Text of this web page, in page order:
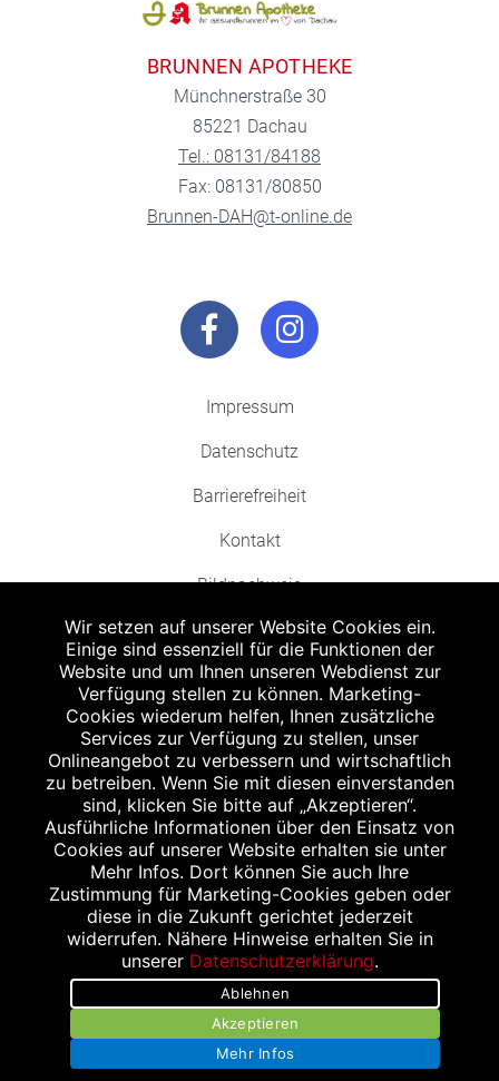
BRUNNEN APOTHEKE
Münchnerstraße 30
85221 Dachau
Tel.: 08131/84188
Fax: 08131/80850
Brunnen-DAH@t-online.de
Impressum
Datenschutz
Barrierefreiheit
Kontakt
Bildnachweis
Abgabe in haushaltsüblichen Mengen, solange der Vorrat reicht. Für Druck-
und Satzfehler keine Haftung.
Zu Risiken und Nebenwirkungen lesen Sie die Packungsbeilage und fragen
Sie Ihren Arzt oder Apotheker.
Angabe nach der deutschen Arzneimitteltaxe Apothekenerstattungspreis
(AEP). Der AEP ist keine unverbindliche Preisempfehlung der Hersteller. Der
AEP ist ein von den Apotheken in Ansatz gebrachter Preis für rezeptfreie
Arzneimittel. Er entspricht in der Höhe dem für Apotheken verbindlichen
Abgabepreis, zu dem eine Apotheke in bestimmten Fällen (z.B. bei Kindern
unter 12 Jahren) das Produkt mit der gesetzlichen Krankenversicherung
abrechnet. Der AEP ist der allgemeine Erstattungspreis im Falle einer
Kostenübernahme durch die gesetzlichen Krankenkassen, vor Abzug eines
Zwangsrabattes (zur Zeit 5%) nach §130 Abs. 1 SGB V.
Unverbindliche Preisempfehlung des Herstellers (UVP).
powered by apovena.de
Wir setzen auf unserer Website Cookies ein.
Einige sind essenziell für die Funktionen der
Website und um Ihnen unseren Webdienst zur
Verfügung stellen zu können. Marketing-
Cookies wiederum helfen, Ihnen zusätzliche
Services zur Verfügung zu stellen, unser
Onlineangebot zu verbessern und wirtschaftlich
zu betreiben. Wenn Sie mit diesen einverstanden
sind, klicken Sie bitte auf „Akzeptieren“.
Ausführliche Informationen über den Einsatz von
Cookies auf unserer Website erhalten sie unter
Mehr Infos. Dort können Sie auch Ihre
Zustimmung für Marketing-Cookies geben oder
diese in die Zukunft gerichtet jederzeit
widerrufen. Nähere Hinweise erhalten Sie in
unserer Datenschutzerklärung.
Ablehnen
Akzeptieren
Mehr Infos